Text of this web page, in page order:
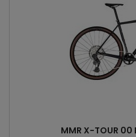
MMR X-TOUR